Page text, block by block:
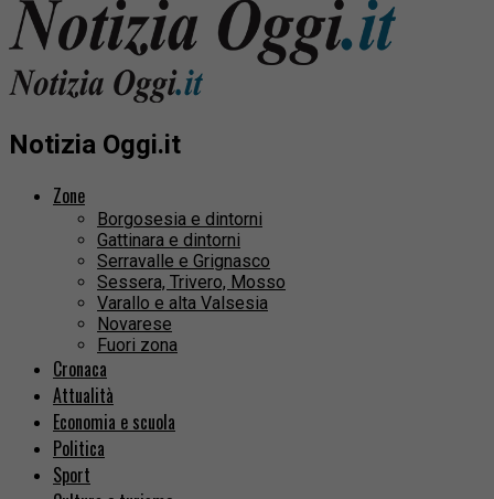
Notizia Oggi.it
Zone
Borgosesia e dintorni
Gattinara e dintorni
Serravalle e Grignasco
Sessera, Trivero, Mosso
Varallo e alta Valsesia
Novarese
Fuori zona
Cronaca
Attualità
Economia e scuola
Politica
Sport